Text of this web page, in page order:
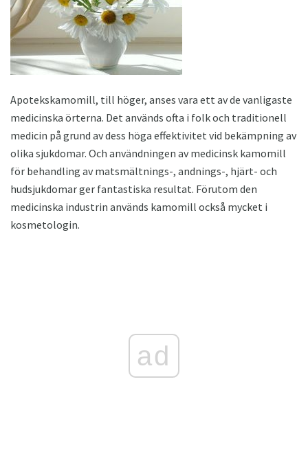
Apotekskamomill, till höger, anses vara ett av de vanligaste
medicinska örterna. Det används ofta i folk och traditionell
medicin på grund av dess höga effektivitet vid bekämpning av
olika sjukdomar. Och användningen av medicinsk kamomill
för behandling av matsmältnings-, andnings-, hjärt- och
hudsjukdomar ger fantastiska resultat. Förutom den
medicinska industrin används kamomill också mycket i
kosmetologin.
ad